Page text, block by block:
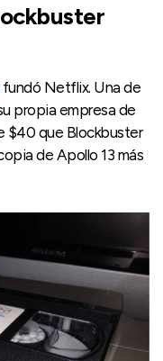
fundó Netflix. Una de
propia empresa de
$40 que Blockbuster
de Apollo 13 más